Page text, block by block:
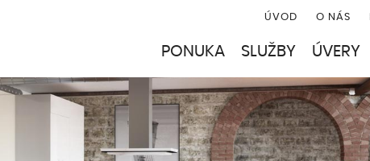
ÚVOD O NÁS
PONUKA SLUŽBY ÚVERY